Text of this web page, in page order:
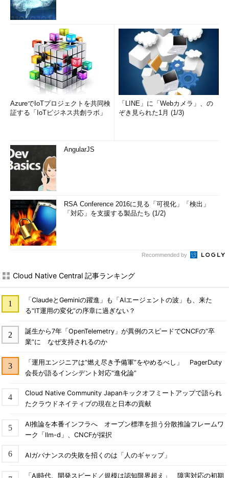
る効率的な情報システムを実現
できる環境が整う。こうした活
動を通じて信頼を獲得できれ
ば、次の情報システムも受注で
きる可能性が高くなり、SIer間
の激しい競争を勝ち抜けるとい
うわけだ。
「ノンコーディングツールを
採用して仕事が減ると心配する
事を増やす努力をすべきだ」
（片山氏）
実際、SIerの中にはIaaS
（Infrastructure as a Service）
を提供しながら、自動化ツール
を含む開発環境をクラウド環境
で提供し、ユーザーの内製化を
積極的に支援しているところも
開発の迅速化と品質確保の両
立を図るためのポイント
最後に、ユーザー企業にとっ
テム開発の迅速化と品質確保の
両立を図るために必要なポイン
う。
挙げる。一つは、
ビジネスにと
質確保が必要だという意識を組
織全体で共有すること。そし
なところと、高い品質を必要と
AzureでIoTプロジェクトを共同検
証する「IoTビジネス共創ラボ」
「LINE」に「Webカメラ」、の
ぞき見られた1月 (1/3)
AngularJS
RSA Conference 2016に見る「可視化」「検出」
「対応」を支援する製品たち (1/2)
Recommended by
Cloud Native Central 記事ランキング
「ClaudeとGeminiの躍進」も「AIエージェントの波」も、来た
る“IT運用の変化”の序章に過ぎない？
誕生から7年「OpenTelemetry」が異例のスピードでCNCFの“卒
業”に なぜ支持されるのか
「運用エンジニアは“燃え尽き予備軍”をやめるべし」 PagerDuty
会長が語るインシデント対応“進化論”
Cloud Native Community Japanキックオフミートアップで語られ
たクラウドネイティブの現在と日本の貢献
AI推論を本番インフラへ オープン標準を担う分散推論フレームワ
ーク「llm-d」、CNCFが採択
AIガバナンスの失敗を招くのは「人のギャップ」
「AI時代、開発スピード／規模は認知限界超え」 障害対応の初期